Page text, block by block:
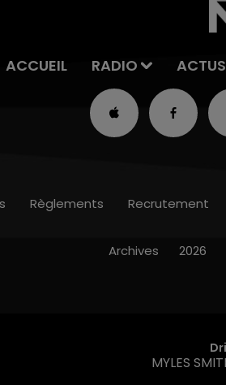
ACCUEIL RADIO ACTUS
MYLES
Règlements Recrutement
Archives 2026